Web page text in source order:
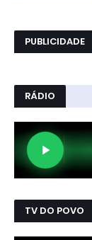
PUBLICIDADE
RÁDIO
TV DO POVO